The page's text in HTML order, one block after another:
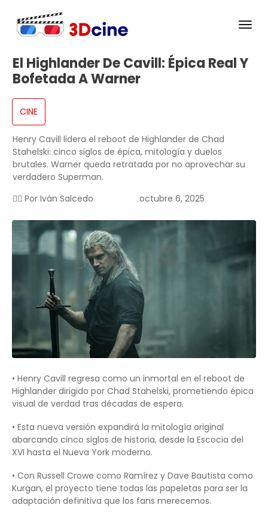
El Highlander De Cavill: Épica Real Y
Bofetada A Warner
CINE
Henry Cavill lidera el reboot de Highlander de Chad
Stahelski: cinco siglos de épica, mitología y duelos
brutales. Warner queda retratada por no aprovechar su
verdadero Superman.
✍🏻 Por Iván Salcedo octubre 6, 2025
• Henry Cavill regresa como un inmortal en el reboot de
Highlander dirigido por Chad Stahelski, prometiendo épica
visual de verdad tras décadas de espera.
• Esta nueva versión expandirá la mitología original
abarcando cinco siglos de historia, desde la Escocia del
XVI hasta el Nueva York moderno.
• Con Russell Crowe como Ramírez y Dave Bautista como
Kurgan, el proyecto tiene todas las papeletas para ser la
adaptación definitiva que los fans merecemos.